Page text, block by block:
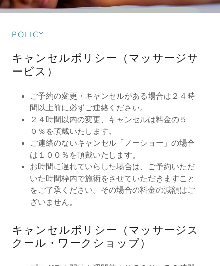
POLICY
キャンセルポリシー（マッサージサ
ービス）
ご予約の変更・キャンセルがある場合は２４時
間以上前に必ずご連絡ください。
２４時間以内の変更、キャンセルは料金の５
０％を頂戴いたします。
ご連絡のないキャンセル「ノーショー」の場合
は１００％を頂戴いたします。
お時間に遅れていらした場合は、ご予約いただ
いた時間枠内で施術をさせていただきますこと
をご了承ください。その場合の料金の減額はご
ざいません。
キャンセルポリシー（マッサージス
クール・ワークショップ）